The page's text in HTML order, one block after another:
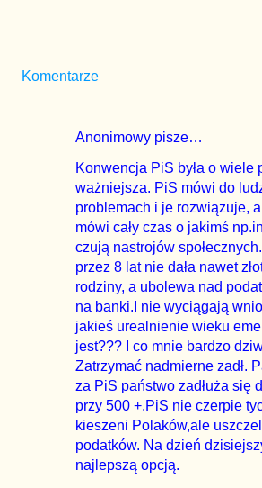
Komentarze
Anonimowy pisze…
Konwencja PiS była o wiele
ważniejsza. PiS mówi do
problemach i je rozwiązuje,
mówi cały czas o jakimś
czują nastrojów
przez 8 lat nie dała nawet
rodziny, a ubolewa nad
na banki.I nie wyciągają
jakieś urealnienie wieku
jest??? I co mnie bardzo
Zatrzymać nadmierne zadł.
za PiS państwo zadłuża się
przy 500 +.PiS nie czerpie
kieszeni Polaków,ale
podatków. Na dzień
najlepszą opcją.